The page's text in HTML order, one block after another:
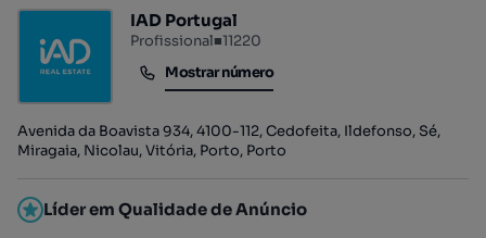
IAD Portugal
Profissional■11220
Mostrar número
Mostrar número
Avenida da Boavista 934, 4100-112, Cedofeita, Ildefonso, Sé,
Miragaia, Nicolau, Vitória, Porto, Porto
Líder em Qualidade de Anúncio